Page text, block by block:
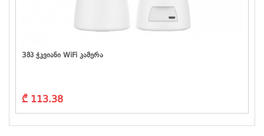
3მპ Ჭკვიანი WiFi Კამერა
₾ 113.38